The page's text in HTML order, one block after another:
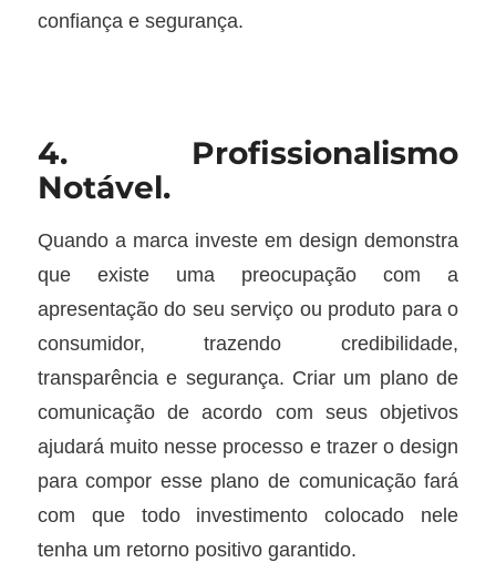
confiança e segurança.
4. Profissionalismo
Notável.
Quando a marca investe em design demonstra
que existe uma preocupação com a
apresentação do seu serviço ou produto para o
consumidor, trazendo credibilidade,
transparência e segurança. Criar um plano de
comunicação de acordo com seus objetivos
ajudará muito nesse processo e trazer o design
para compor esse plano de comunicação fará
com que todo investimento colocado nele
tenha um retorno positivo garantido.